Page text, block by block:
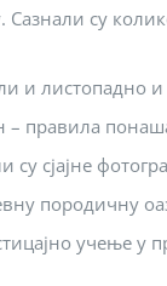
Сазнали су
и листопадно
правила
сјајне
породичну
учење у